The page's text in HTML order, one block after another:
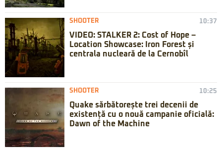
SHOOTER 10:37
VIDEO: STALKER 2: Cost of Hope –
Location Showcase: Iron Forest și
centrala nucleară de la Cernobîl
SHOOTER 10:25
Quake sărbătorește trei decenii de
existență cu o nouă campanie oficială:
Dawn of the Machine